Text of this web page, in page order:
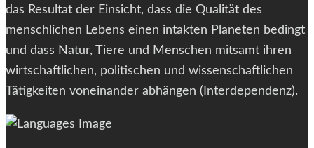
das Resultat der Einsicht, dass die Qualität des
menschlichen Lebens einen intakten Planeten bedingt
und dass Natur, Tiere und Menschen mitsamt ihren
wirtschaftlichen, politischen und wissenschaftlichen
Tätigkeiten voneinander abhängen (Interdependenz).